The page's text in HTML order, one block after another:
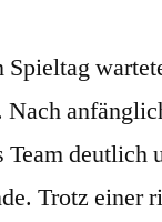
Spieltag
Team deutlich
Trotz einer